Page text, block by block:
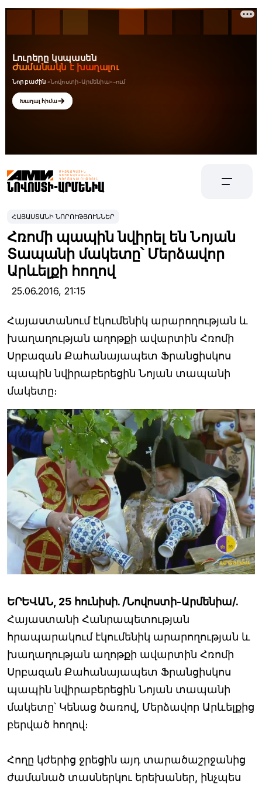
ՀԱՅԱՍՏԱՆԻ ՆՈՐՈՒԹՅՈՒՆՆԵՐ
Հռոմի պապին նվիրել են Նոյան
Տապանի մակետը՝ Մերձավոր
Արևելքի հողով
25.06.2016, 21:15
Հայաստանում էկումենիկ արարողության և
խաղաղության աղոթքի ավարտին Հռոմի
Սրբազան Քահանայապետ Ֆրանցիսկոս
պապին նվիրաբերեցին Նոյան տապանի
մակետը։
ԵՐԵՎԱՆ, 25 հունիսի. /Նովոստի-Արմենիա/.
Հայաստանի Հանրապետության
հրապարակում էկումենիկ արարողության և
խաղաղության աղոթքի ավարտին Հռոմի
Սրբազան Քահանայապետ Ֆրանցիսկոս
պապին նվիրաբերեցին Նոյան տապանի
մակետը՝ Կենաց ծառով, Մերձավոր Արևելքից
բերված հողով։
Հողը կժերից ջրեցին այդ տարածաշրջանից
ժամանած տասներկու երեխաներ, ինչպես